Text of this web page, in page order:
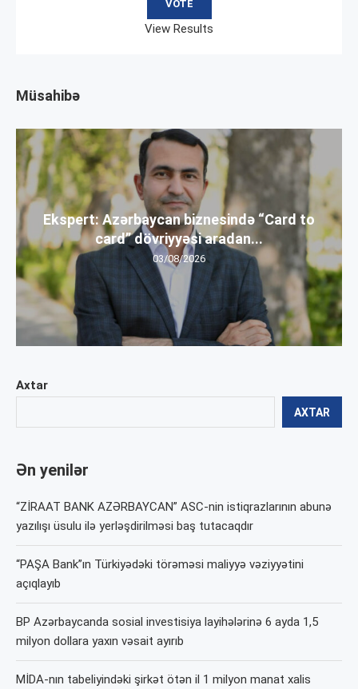
Axtar
AXTAR
Ən yenilər
“ZİRAAT BANK AZƏRBAYCAN” ASC-nin istiqrazlarının abunə
yazılışı üsulu ilə yerləşdirilməsi baş tutacaqdır
“PAŞA Bank”ın Türkiyədəki törəməsi maliyyə vəziyyətini
açıqlayıb
BP Azərbaycanda sosial investisiya layihələrinə 6 ayda 1,5
milyon dollara yaxın vəsait ayırıb
MİDA-nın tabeliyindəki şirkət ötən il 1 milyon manat xalis
View Results
Müsahibə
Ekspert: Azərbaycan biznesində “Card to
card” dövriyyəsi aradan...
03/08/2026